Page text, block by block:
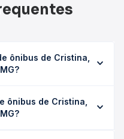
ônibus de Cristina,
podendo variar
(convencional,
ônibus de Cristina,